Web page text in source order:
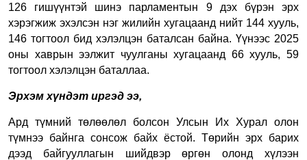
126 гишүүнтэй шинэ парламентын 9 дэх бүрэн эрх
хэрэгжиж эхэлсэн нэг жилийн хугацаанд нийт 144 хууль,
146 тогтоол бид хэлэлцэн баталсан байна. Үүнээс 2025
оны хаврын ээлжит чуулганы хугацаанд 66 хууль, 59
тогтоол хэлэлцэн баталлаа.
Эрхэм хүндэт иргэд ээ,
Ард түмний төлөөлөл болсон Улсын Их Хурал олон
түмнээ байнга сонсож байх ёстой. Төрийн эрх барих
дээд байгууллагын шийдвэр өргөн олонд хүлээн